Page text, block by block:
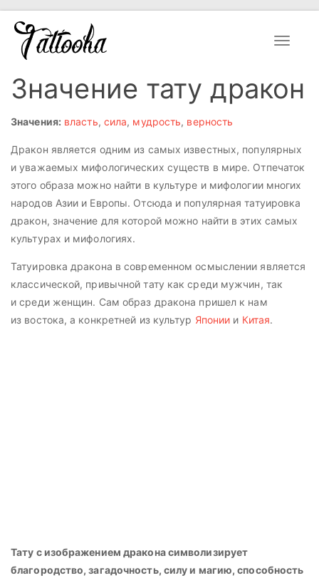
Toggle
Значение тату дракон
Значения: власть, сила, мудрость, верность
Дракон является одним из самых известных, популярных
и уважаемых мифологических существ в мире. Отпечаток
этого образа можно найти в культуре и мифологии многих
народов Азии и Европы. Отсюда и популярная татуировка
дракон, значение для которой можно найти в этих самых
культурах и мифологиях.
Татуировка дракона в современном осмыслении является
классической, привычной тату как среди мужчин, так
и среди женщин. Сам образ дракона пришел к нам
из востока, а конкретней из культур Японии и Китая.
Тату с изображением дракона символизирует
благородство, загадочность, силу и магию, способность